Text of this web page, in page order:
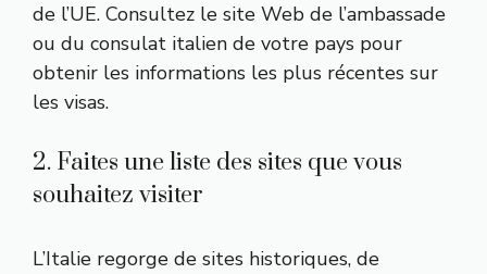
de l’UE. Consultez le site Web de l’ambassade
ou du consulat italien de votre pays pour
obtenir les informations les plus récentes sur
les visas.
2. Faites une liste des sites que vous
souhaitez visiter
L’Italie regorge de sites historiques, de